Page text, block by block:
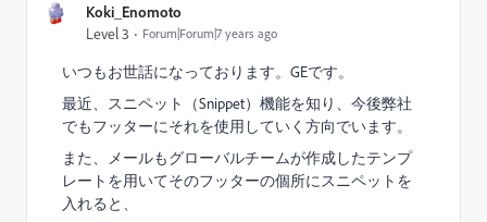
Koki_Enomoto
Level 3 Forum|Forum|7 years ago
いつもお世話になっております。GEです。
最近、スニペット（Snippet）機能を知り、今後弊社
でもフッターにそれを使用していく方向でいます。
また、メールもグローバルチームが作成したテンプ
レートを用いてそのフッターの個所にスニペットを
入れると、